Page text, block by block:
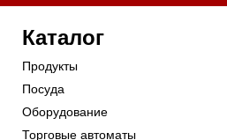
Каталог
Продукты
Посуда
Оборудование
Торговые автоматы